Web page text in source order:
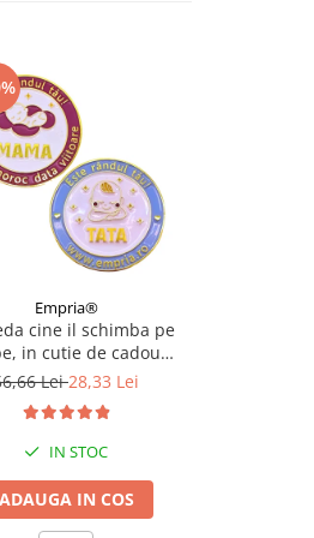
Empria®
cine il schimba pe
in cutie de cadou
pentru parinti cu
romana
Lei28,33 Lei
IN STOC
ADAUGA IN COS